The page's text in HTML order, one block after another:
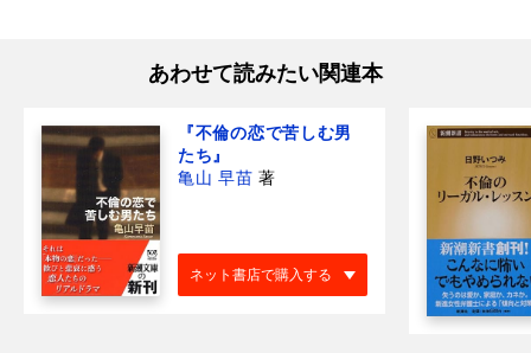
あわせて読みたい関連本
『不倫の恋で苦しむ男
たち』
亀山 早苗 著
ネット書店で購入する